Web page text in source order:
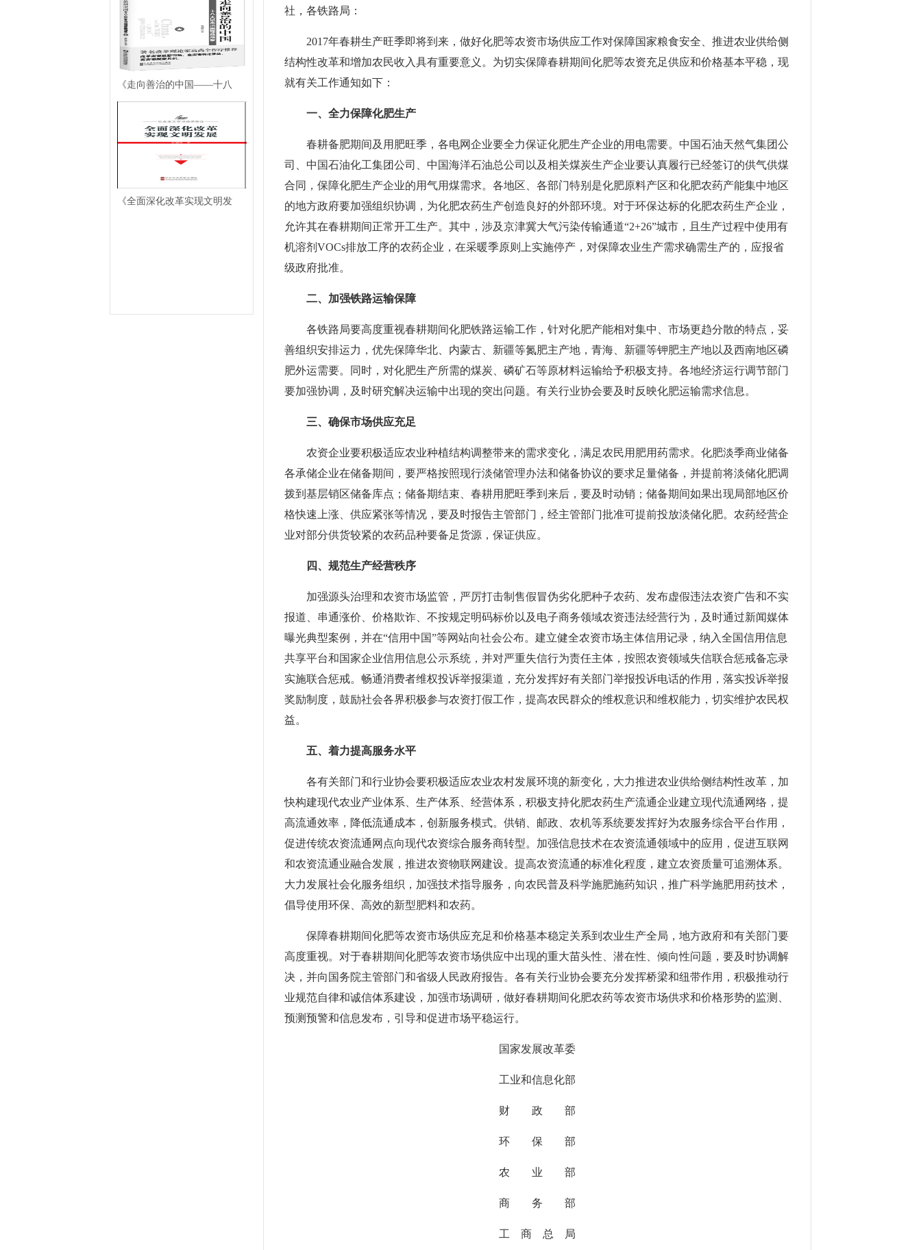
《走向善治的中国——十八
《全面深化改革实现文明发
社，各铁路局：
2017年春耕生产旺季即将到来，做好化肥等农资市场供应工作对保障国家粮食安全、推进农业供给侧
结构性改革和增加农民收入具有重要意义。为切实保障春耕期间化肥等农资充足供应和价格基本平稳，现
就有关工作通知如下：
一、全力保障化肥生产
春耕备肥期间及用肥旺季，各电网企业要全力保证化肥生产企业的用电需要。中国石油天然气集团公
司、中国石油化工集团公司、中国海洋石油总公司以及相关煤炭生产企业要认真履行已经签订的供气供煤
合同，保障化肥生产企业的用气用煤需求。各地区、各部门特别是化肥原料产区和化肥农药产能集中地区
的地方政府要加强组织协调，为化肥农药生产创造良好的外部环境。对于环保达标的化肥农药生产企业，
允许其在春耕期间正常开工生产。其中，涉及京津冀大气污染传输通道“2+26”城市，且生产过程中使用有
机溶剂VOCs排放工序的农药企业，在采暖季原则上实施停产，对保障农业生产需求确需生产的，应报省
级政府批准。
二、加强铁路运输保障
各铁路局要高度重视春耕期间化肥铁路运输工作，针对化肥产能相对集中、市场更趋分散的特点，妥
善组织安排运力，优先保障华北、内蒙古、新疆等氮肥主产地，青海、新疆等钾肥主产地以及西南地区磷
肥外运需要。同时，对化肥生产所需的煤炭、磷矿石等原材料运输给予积极支持。各地经济运行调节部门
要加强协调，及时研究解决运输中出现的突出问题。有关行业协会要及时反映化肥运输需求信息。
三、确保市场供应充足
农资企业要积极适应农业种植结构调整带来的需求变化，满足农民用肥用药需求。化肥淡季商业储备
各承储企业在储备期间，要严格按照现行淡储管理办法和储备协议的要求足量储备，并提前将淡储化肥调
拨到基层销区储备库点；储备期结束、春耕用肥旺季到来后，要及时动销；储备期间如果出现局部地区价
格快速上涨、供应紧张等情况，要及时报告主管部门，经主管部门批准可提前投放淡储化肥。农药经营企
业对部分供货较紧的农药品种要备足货源，保证供应。
四、规范生产经营秩序
加强源头治理和农资市场监管，严厉打击制售假冒伪劣化肥种子农药、发布虚假违法农资广告和不实
报道、串通涨价、价格欺诈、不按规定明码标价以及电子商务领域农资违法经营行为，及时通过新闻媒体
曝光典型案例，并在“信用中国”等网站向社会公布。建立健全农资市场主体信用记录，纳入全国信用信息
共享平台和国家企业信用信息公示系统，并对严重失信行为责任主体，按照农资领域失信联合惩戒备忘录
实施联合惩戒。畅通消费者维权投诉举报渠道，充分发挥好有关部门举报投诉电话的作用，落实投诉举报
奖励制度，鼓励社会各界积极参与农资打假工作，提高农民群众的维权意识和维权能力，切实维护农民权
益。
五、着力提高服务水平
各有关部门和行业协会要积极适应农业农村发展环境的新变化，大力推进农业供给侧结构性改革，加
快构建现代农业产业体系、生产体系、经营体系，积极支持化肥农药生产流通企业建立现代流通网络，提
高流通效率，降低流通成本，创新服务模式。供销、邮政、农机等系统要发挥好为农服务综合平台作用，
促进传统农资流通网点向现代农资综合服务商转型。加强信息技术在农资流通领域中的应用，促进互联网
和农资流通业融合发展，推进农资物联网建设。提高农资流通的标准化程度，建立农资质量可追溯体系。
大力发展社会化服务组织，加强技术指导服务，向农民普及科学施肥施药知识，推广科学施肥用药技术，
倡导使用环保、高效的新型肥料和农药。
保障春耕期间化肥等农资市场供应充足和价格基本稳定关系到农业生产全局，地方政府和有关部门要
高度重视。对于春耕期间化肥等农资市场供应中出现的重大苗头性、潜在性、倾向性问题，要及时协调解
决，并向国务院主管部门和省级人民政府报告。各有关行业协会要充分发挥桥梁和纽带作用，积极推动行
业规范自律和诚信体系建设，加强市场调研，做好春耕期间化肥农药等农资市场供求和价格形势的监测、
预测预警和信息发布，引导和促进市场平稳运行。
国家发展改革委
工业和信息化部
财 政 部
环 保 部
农 业 部
商 务 部
工 商 总 局